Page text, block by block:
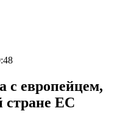
с европейцем,
стране ЕС